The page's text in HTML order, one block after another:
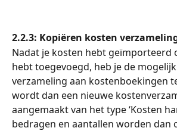
2.2.3: Kopiëren kosten
Nadat je kosten hebt geïmporteerd
hebt toegevoegd, heb je de
verzameling aan kostenboekingen
wordt dan een nieuwe
aangemaakt van het type ‘Kosten
bedragen en aantallen worden dan